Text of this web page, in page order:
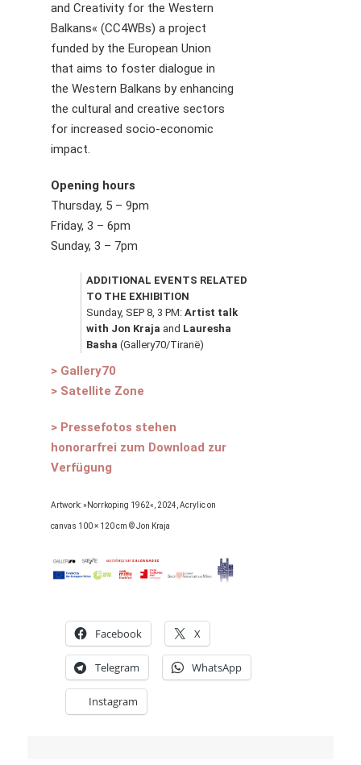
and Creativity for the Western
Balkans« (CC4WBs) a project
funded by the European Union
that aims to foster dialogue in
the Western Balkans by enhancing
the cultural and creative sectors
for increased socio-economic
impact.
Opening hours
Thursday, 5 – 9pm
Friday, 3 – 6pm
Sunday, 3 – 7pm
ADDITIONAL EVENTS RELATED
TO THE EXHIBITION
Sunday, SEP 8, 3 PM: Artist talk
with Jon Kraja and Lauresha
Basha (Gallery70/Tiranë)
> Gallery70
> Satellite Zone
> Pressefotos stehen
honorarfrei zum Download zur
Verfügung
Artwork: »Norrkoping 1962«, 2024, Acrylic on
canvas 100 × 120 cm © Jon Kraja
Facebook X
Telegram WhatsApp
Instagram